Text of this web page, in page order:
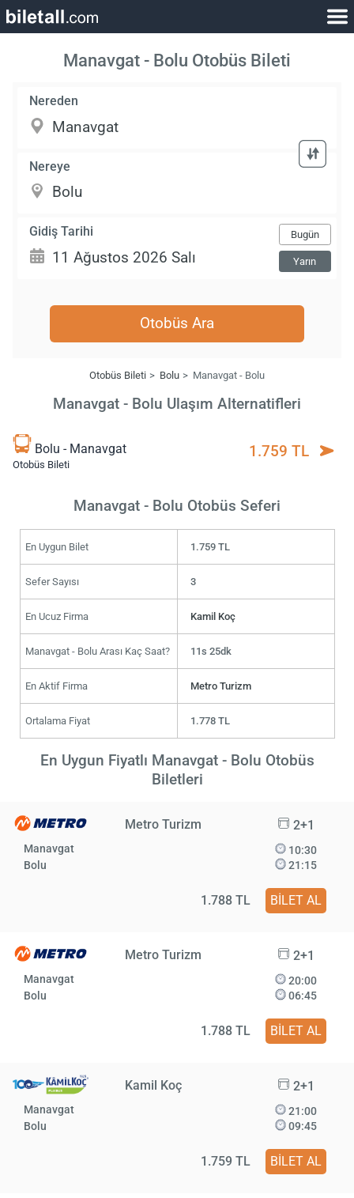
Manavgat - Bolu Otobüs Bileti
Nereden
Nereye
Gidiş Tarihi Bugün
Yarın
Otobüs Ara
Otobüs Bileti Bolu Manavgat - Bolu
Manavgat - Bolu Ulaşım Alternatifleri
Bolu - Manavgat
Otobüs Bileti
1.759 TL
Manavgat - Bolu Otobüs Seferi
En Uygun Bilet 1.759 TL
Sefer Sayısı 3
En Ucuz Firma Kamil Koç
Manavgat - Bolu Arası Kaç Saat? 11s 25dk
En Aktif Firma Metro Turizm
Ortalama Fiyat 1.778 TL
En Uygun Fiyatlı Manavgat - Bolu Otobüs
Biletleri
Metro Turizm 2+1
Manavgat
Bolu
10:30
21:15
1.788 TL BİLET AL
Metro Turizm 2+1
Manavgat
Bolu
20:00
06:45
1.788 TL BİLET AL
Kamil Koç 2+1
Manavgat
Bolu
21:00
09:45
1.759 TL BİLET AL